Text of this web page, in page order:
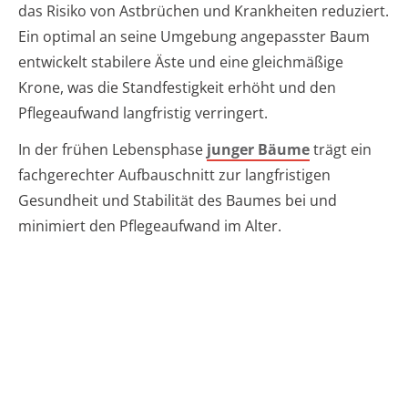
das Risiko von Astbrüchen und Krankheiten reduziert.
Ein optimal an seine Umgebung angepasster Baum
entwickelt stabilere Äste und eine gleichmäßige
Krone, was die Standfestigkeit erhöht und den
Pflegeaufwand langfristig verringert.
In der frühen Lebensphase junger Bäumeträgt ein
fachgerechter Aufbauschnitt zur langfristigen
Gesundheit und Stabilität des Baumes bei und
minimiert den Pflegeaufwand im Alter.